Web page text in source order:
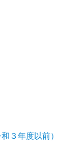
３年度以前）